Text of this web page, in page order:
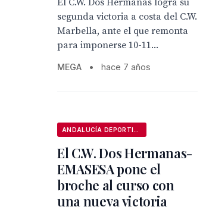
El C.W. Dos Hermanas logra su
segunda victoria a costa del C.W.
Marbella, ante el que remonta
para imponerse 10-11...
MEGA • hace 7 años
El C.W. Dos Hermanas-
EMASESA pone el
broche al curso con
una nueva victoria